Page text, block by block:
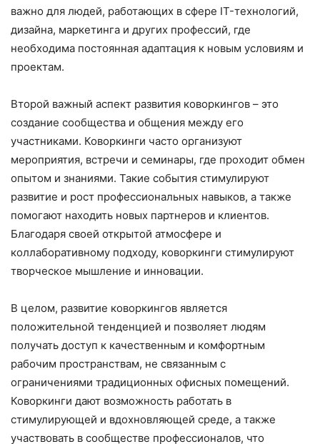
важно для людей, работающих в сфере IT-технологий,
дизайна, маркетинга и других профессий, где
необходима постоянная адаптация к новым условиям и
проектам.
Второй важный аспект развития коворкингов – это
создание сообщества и общения между его
участниками. Коворкинги часто организуют
мероприятия, встречи и семинары, где проходит обмен
опытом и знаниями. Такие события стимулируют
развитие и рост профессиональных навыков, а также
помогают находить новых партнеров и клиентов.
Благодаря своей открытой атмосфере и
коллаборативному подходу, коворкинги стимулируют
творческое мышление и инновации.
В целом, развитие коворкингов является
положительной тенденцией и позволяет людям
получать доступ к качественным и комфортным
рабочим пространствам, не связанным с
ограничениями традиционных офисных помещений.
Коворкинги дают возможность работать в
стимулирующей и вдохновляющей среде, а также
участвовать в сообществе профессионалов, что